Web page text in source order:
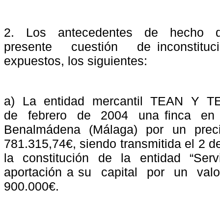
2. Los antecedentes de hecho
presente
cuestión
de
expuestos, los siguientes:
a) La entidad mercantil TEAN Y
de
febrero de 2004 una finca
en
Benalmádena
(Málaga) por un
781.315,74€, siendo transmitida el 2
la constitución de la entidad
aportación a su
capital por un
900.000€.